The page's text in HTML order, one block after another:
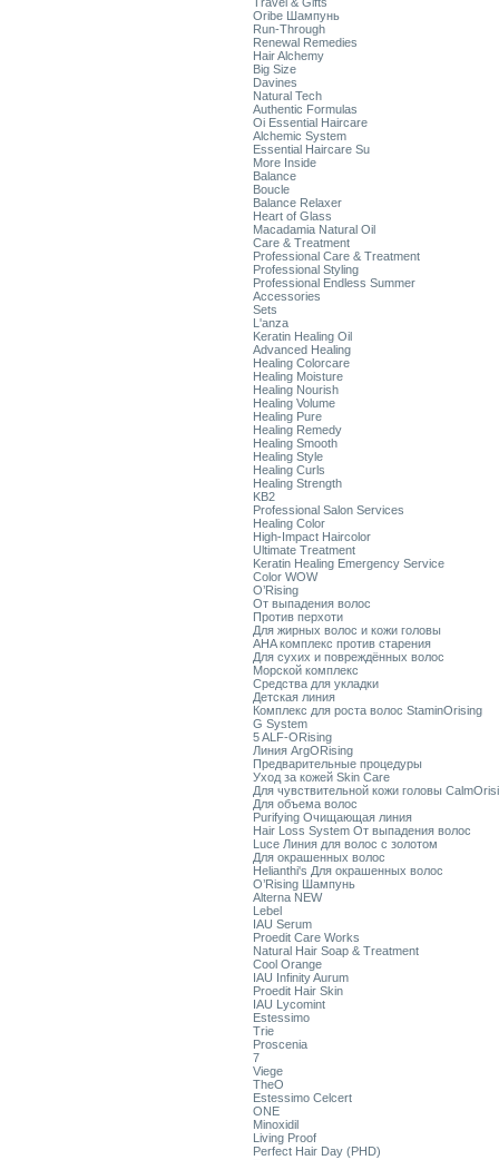
Oribe Шампунь
Run-Through
Renewal Remedies
Hair Alchemy
Big Size
Davines
Natural Tech
Authentic Formulas
Oi Essential Haircare
Alchemic System
Essential Haircare Su
More Inside
Balance
Boucle
Balance Relaxer
Heart of Glass
Macadamia Natural Oil
Care & Treatment
Professional Care & Treatment
Professional Styling
Professional Endless Summer
Accessories
Sets
L'anza
Keratin Healing Oil
Advanced Healing
Healing Colorcare
Healing Moisture
Healing Nourish
Healing Volume
Healing Pure
Healing Remedy
Healing Smooth
Healing Style
Healing Curls
Healing Strength
KB2
Professional Salon Services
Healing Color
High-Impact Haircolor
Ultimate Treatment
Keratin Healing Emergency Service
Color WOW
O’Rising
От выпадения волос
Против перхоти
Для жирных волос и кожи головы
AHA комплекс против старения
Для сухих и повреждённых волос
Морской комплекс
Средства для укладки
Детская линия
Комплекс для роста волос StaminOrising
G System
5 ALF-ORising
Линия ArgORising
Предварительные процедуры
Уход за кожей Skin Care
Для чувствительной кожи головы
Для объема волос
Purifying Очищающая линия
Hair Loss System От выпадения волос
Luce Линия для волос с золотом
Для окрашенных волос
Helianthi's Для окрашенных волос
O’Rising Шампунь
Alterna NEW
Lebel
IAU Serum
Proedit Care Works
Natural Hair Soap & Treatment
Cool Orange
IAU Infinity Aurum
Proedit Hair Skin
IAU Lycomint
Estessimo
Trie
Proscenia
7
Viege
TheO
Estessimo Celcert
ONE
Minoxidil
Living Proof
Perfect Hair Day (PHD)